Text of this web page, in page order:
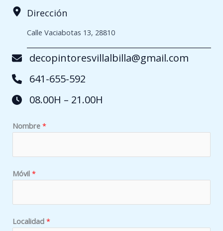
Dirección
Calle Vaciabotas 13, 28810
decopintoresvillalbilla@gmail.com
641-655-592
08.00H – 21.00H
¿
E
q
u
v
Nombre *
Móvil *
Localidad *